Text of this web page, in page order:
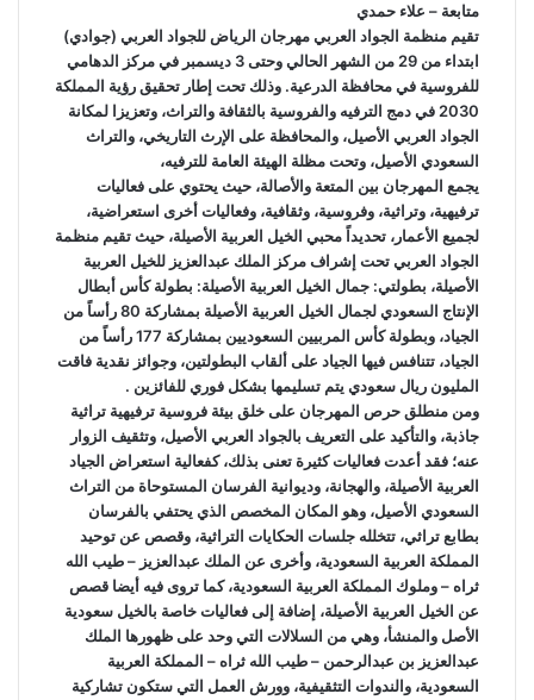
متابعة – علاء حمدي
تقيم منظمة الجواد العربي مهرجان الرياض للجواد العربي (جوادي)
ابتداء من 29 من الشهر الحالي وحتى 3 ديسمبر في مركز الدهامي
للفروسية في محافظة الدرعية. وذلك تحت إطار تحقيق رؤية المملكة
2030 في دمج الترفيه والفروسية بالثقافة والتراث، وتعزيزا لمكانة
الجواد العربي الأصيل، والمحافظة على الإرث التاريخي، والتراث
السعودي الأصيل، وتحت مظلة الهيئة العامة للترفيه،
يجمع المهرجان بين المتعة والأصالة، حيث يحتوي على فعاليات
ترفيهية، وتراثية، وفروسية، وثقافية، وفعاليات أخرى استعراضية،
لجميع الأعمار، تحديداً محبي الخيل العربية الأصيلة، حيث تقيم منظمة
الجواد العربي تحت إشراف مركز الملك عبدالعزيز للخيل العربية
الأصيلة، بطولتي: جمال الخيل العربية الأصيلة: بطولة كأس أبطال
الإنتاج السعودي لجمال الخيل العربية الأصيلة بمشاركة 80 رأساً من
الجياد، وبطولة كأس المربيين السعوديين بمشاركة 177 رأساً من
الجياد، تتنافس فيها الجياد على ألقاب البطولتين، وجوائز نقدية فاقت
المليون ريال سعودي يتم تسليمها بشكل فوري للفائزين .
ومن منطلق حرص المهرجان على خلق بيئة فروسية ترفيهية تراثية
جاذبة، والتأكيد على التعريف بالجواد العربي الأصيل، وتثقيف الزوار
عنه؛ فقد أعدت فعاليات كثيرة تعنى بذلك، كفعالية استعراض الجياد
العربية الأصيلة، والهجانة، وديوانية الفرسان المستوحاة من التراث
السعودي الأصيل، وهو المكان المخصص الذي يحتفي بالفرسان
بطابع تراثي، تتخلله جلسات الحكايات التراثية، وقصص عن توحيد
المملكة العربية السعودية، وأخرى عن الملك عبدالعزيز – طيب الله
ثراه – وملوك المملكة العربية السعودية، كما تروى فيه أيضا قصص
عن الخيل العربية الأصيلة، إضافة إلى فعاليات خاصة بالخيل سعودية
الأصل والمنشأ، وهي من السلالات التي وحد على ظهورها الملك
عبدالعزيز بن عبدالرحمن – طيب الله ثراه – المملكة العربية
السعودية، والندوات التثقيفية، وورش العمل التي ستكون تشاركية